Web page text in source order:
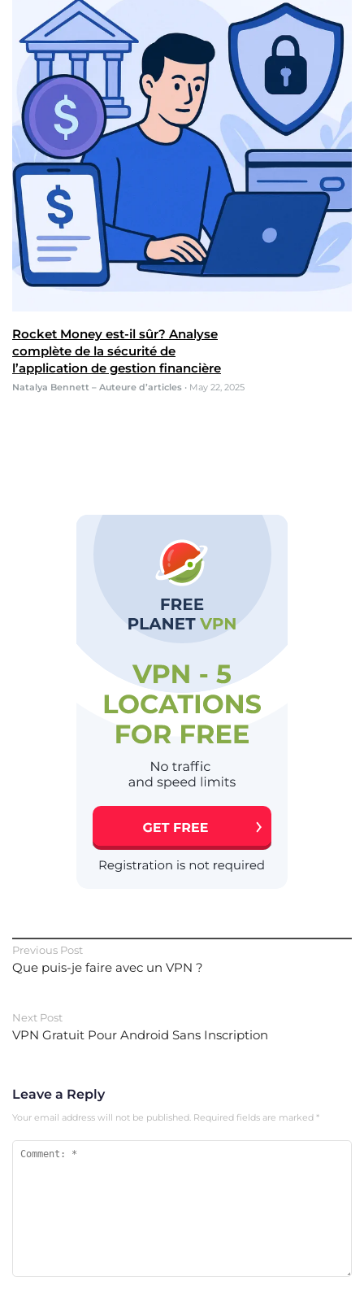
Rocket Money est-il sûr? Analyse
complète de la sécurité de
l’application de gestion financière
Natalya Bennett – Auteure d’articles • May 22, 2025
Previous Post
Que puis-je faire avec un VPN ?
Next Post
VPN Gratuit Pour Android Sans Inscription
Leave a Reply
Your email address will not be published. Required fields are marked *